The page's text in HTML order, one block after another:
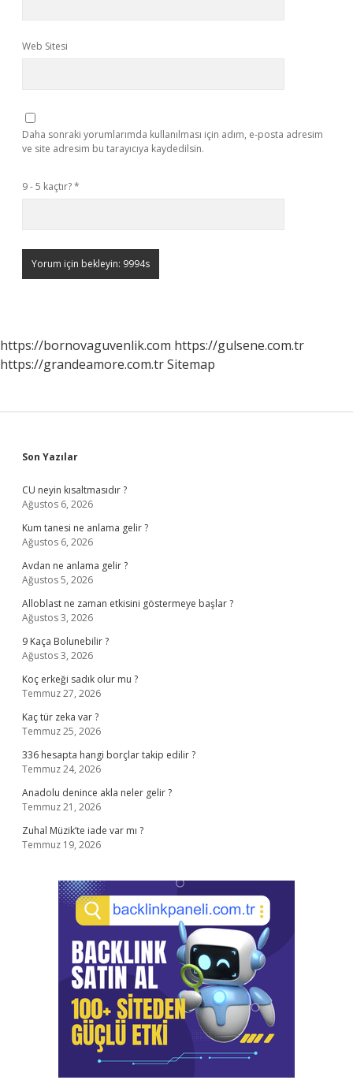
Web Sitesi
Daha sonraki yorumlarımda kullanılması için adım, e-posta adresim
ve site adresim bu tarayıcıya kaydedilsin.
9 - 5 kaçtır?*
https://bornovaguvenlik.com https://gulsene.com.tr
https://grandeamore.com.trSitemap
Sidebar
Son Yazılar
CU neyin kısaltmasıdır ?
Ağustos 6, 2026
Kum tanesi ne anlama gelir ?
Ağustos 6, 2026
Avdan ne anlama gelir ?
Ağustos 5, 2026
Alloblast ne zaman etkisini göstermeye başlar ?
Ağustos 3, 2026
9 Kaça Bolunebilir ?
Ağustos 3, 2026
Koç erkeği sadık olur mu ?
Temmuz 27, 2026
Kaç tür zeka var ?
Temmuz 25, 2026
336 hesapta hangi borçlar takip edilir ?
Temmuz 24, 2026
Anadolu denince akla neler gelir ?
Temmuz 21, 2026
Zuhal Müzik’te iade var mı ?
Temmuz 19, 2026